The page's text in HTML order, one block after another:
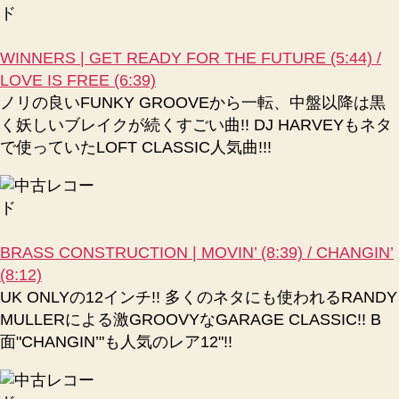
WINNERS | GET READY FOR THE FUTURE (5:44) /
LOVE IS FREE (6:39)
ノリの良いFUNKY GROOVEから一転、中盤以降は黒
く妖しいブレイクが続くすごい曲!! DJ HARVEYもネタ
で使っていたLOFT CLASSIC人気曲!!!
BRASS CONSTRUCTION | MOVIN’ (8:39) / CHANGIN’
(8:12)
UK ONLYの12インチ!! 多くのネタにも使われるRANDY
MULLERによる激GROOVYなGARAGE CLASSIC!! B
面"CHANGIN’"も人気のレア12"!!